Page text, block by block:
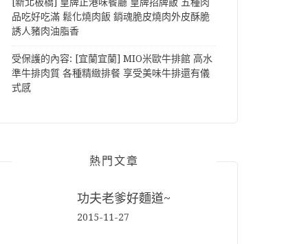
品吃好吃滿 鬆化燒肉飯 銷魂脆皮燒肉外皮酥脆
誘人豬肉油脂香
受保護的內容: [宜蘭宜蘭] MIO米歐牛排館 高水
準牛排肉質 各種精緻排餐 享受美味牛排還有儀
式感
熱門文章
功夫老爹好麵道~
2015-11-27